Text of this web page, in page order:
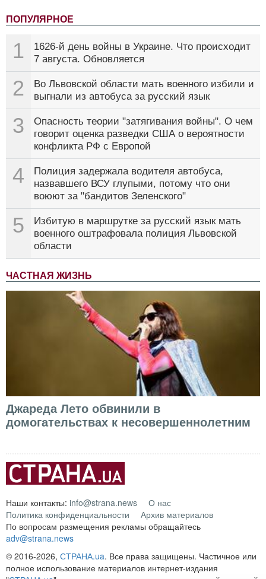
ПОПУЛЯРНОЕ
1
1626-й день войны в Украине. Что происходит
7 августа. Обновляется
2
Во Львовской области мать военного избили и
выгнали из автобуса за русский язык
3
Опасность теории "затягивания войны". О чем
говорит оценка разведки США о вероятности
конфликта РФ с Европой
4
Полиция задержала водителя автобуса,
назвавшего ВСУ глупыми, потому что они
воюют за "бандитов Зеленского"
5
Избитую в маршрутке за русский язык мать
военного оштрафовала полиция Львовской
области
ЧАСТНАЯ ЖИЗНЬ
Джареда Лето обвинили в
домогательствах к несовершеннолетним
Наши контакты: info@strana.news
О нас
Политика конфиденциальности
Архив материалов
По вопросам размещения рекламы обращайтесь
adv@strana.news
© 2016-2026, СТРАНА.ua. Все права защищены. Частичное или
полное использование материалов интернет-издания